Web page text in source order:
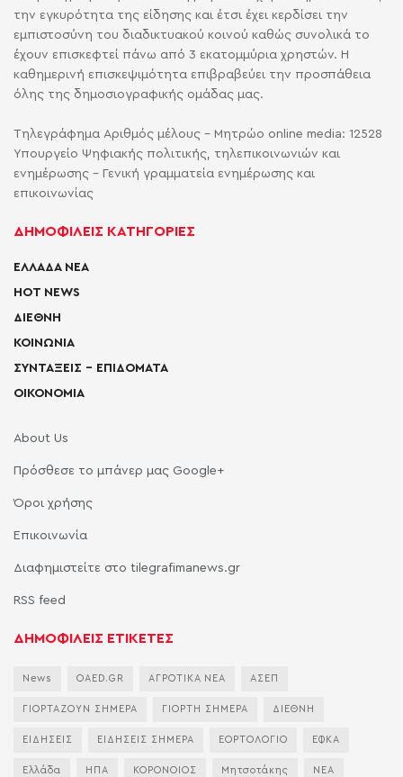
την εγκυρότητα της είδησης και έτσι έχει κερδίσει την
εμπιστοσύνη του διαδικτυακού κοινού καθώς συνολικά το
έχουν επισκεφτεί πάνω από 3 εκατομμύρια χρηστών. Η
καθημερινή επισκεψιμότητα επιβραβεύει την προσπάθεια
όλης της δημοσιογραφικής ομάδας μας.
Τηλεγράφημα Αριθμός μέλους - Μητρώο online media: 12528
Υπουργείο Ψηφιακής πολιτικής, τηλεπικοινωνιών και
ενημέρωσης - Γενική γραμματεία ενημέρωσης και
επικοινωνίας
ΔΗΜΟΦΙΛΕΙΣ ΚΑΤΗΓΟΡΙΕΣ
ΕΛΛΑΔΑ ΝΕΑ
HOT NEWS
ΔΙΕΘΝΗ
ΚΟΙΝΩΝΙΑ
ΣΥΝΤΑΞΕΙΣ – ΕΠΙΔΟΜΑΤΑ
ΟΙΚΟΝΟΜΙΑ
About Us
Πρόσθεσε το μπάνερ μας Google+
Όροι χρήσης
Επικοινωνία
Διαφημιστείτε στο tilegrafimanews.gr
RSS feed
ΔΗΜΟΦΙΛΕΙΣ ΕΤΙΚΕΤΕΣ
News OAED.GR ΑΓΡΟΤΙΚΑ ΝΕΑ ΑΣΕΠ
ΓΙΟΡΤΑΖΟΥΝ ΣΗΜΕΡΑ ΓΙΟΡΤΗ ΣΗΜΕΡΑ ΔΙΕΘΝΗ
ΕΙΔΗΣΕΙΣ ΕΙΔΗΣΕΙΣ ΣΗΜΕΡΑ ΕΟΡΤΟΛΟΓΙΟ ΕΦΚΑ
Ελλάδα ΗΠΑ ΚΟΡΟΝΟΙΟΣ Μητσοτάκης ΝΕΑ